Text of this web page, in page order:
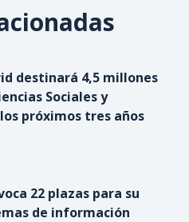
destinará 4,5 millones
Sociales y
próximos tres años
22 plazas para su
de información